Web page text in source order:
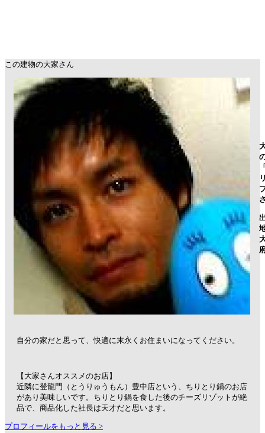
この建物の大家さん
自分の家だと思って、快適に末永くお住まいになってください。
【大家さんオススメのお店】
近隣に登龍門（とうりゅうもん）豊中店という、ちりとり鍋のお店
があり美味しいです。ちりとり鍋を食した後のチーズリゾットが絶
品で、商品化した社長は天才だと思います。
プロフィールをもっと見る >